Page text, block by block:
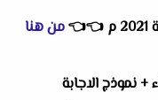
👈
👈من هنا
+ نموذج الاجابة